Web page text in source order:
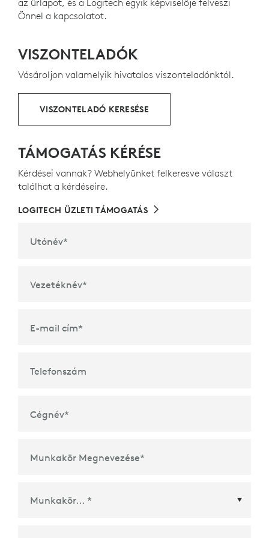
újrahasznosított műanyagot tartalmaznak – a
billentyűzet esetében 66%-ot, az egér esetében 71%-
fogyasztói elektronikai eszközökből származó
műanyagoknak, és segítsenek csökkenteni a gyártás
karbonlábnyomát.
ÚJRAHASZNOSÍTOTT MŰANYAGOK
az űrlapot, és a Logitech egyik képviselője felveszi
Önnel a kapcsolatot.
VISZONTELADÓK
Vásároljon valamelyik hivatalos viszonteladónktól.
VISZONTELADÓ KERESÉSE
TÁMOGATÁS KÉRÉSE
Kérdései vannak? Webhelyünket felkeresve választ
találhat a kérdéseire.
LOGITECH ÜZLETI TÁMOGATÁS
Utónév*
Vezetéknév*
E-mail cím*
Telefonszám
Cégnév*
Munkakör Megnevezése*